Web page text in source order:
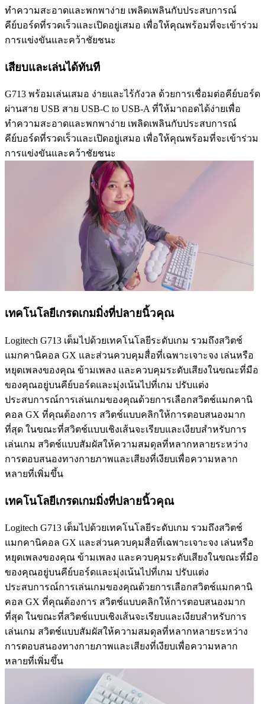
ทำความสะอาดและพกพาง่าย เพลิดเพลินกับประสบการณ์
คีย์บอร์ดที่รวดเร็วและเปิดอยู่เสมอ เพื่อให้คุณพร้อมที่จะเข้าร่วม
การแข่งขันและคว้าชัยชนะ
เสียบและเล่นได้ทันที
G713 พร้อมเล่นเสมอ ง่ายและไร้กังวล ด้วยการเชื่อมต่อคีย์บอร์ด
ผ่านสาย USB สาย USB-C to USB-A ที่ให้มาถอดได้ง่ายเพื่อ
ทำความสะอาดและพกพาง่าย เพลิดเพลินกับประสบการณ์
คีย์บอร์ดที่รวดเร็วและเปิดอยู่เสมอ เพื่อให้คุณพร้อมที่จะเข้าร่วม
การแข่งขันและคว้าชัยชนะ
เทคโนโลยีเกรดเกมมิ่งที่ปลายนิ้วคุณ
Logitech G713 เต็มไปด้วยเทคโนโลยีระดับเกม รวมถึงสวิตช์
แมกคานิคอล GX และส่วนควบคุมสื่อที่เฉพาะเจาะจง เล่นหรือ
หยุดเพลงของคุณ ข้ามเพลง และควบคุมระดับเสียงในขณะที่มือ
ของคุณอยู่บนคีย์บอร์ดและมุ่งเน้นไปที่เกม ปรับแต่ง
ประสบการณ์การเล่นเกมของคุณด้วยการเลือกสวิตช์แมกคานิ
คอล GX ที่คุณต้องการ สวิตช์แบบคลิกให้การตอบสนองมาก
ที่สุด ในขณะที่สวิตช์แบบเชิงเส้นจะเรียบและเงียบสำหรับการ
เล่นเกม สวิตช์แบบสัมผัสให้ความสมดุลที่หลากหลายระหว่าง
การตอบสนองทางกายภาพและเสียงที่เงียบเพื่อความหลาก
หลายที่เพิ่มขึ้น
เทคโนโลยีเกรดเกมมิ่งที่ปลายนิ้วคุณ
Logitech G713 เต็มไปด้วยเทคโนโลยีระดับเกม รวมถึงสวิตช์
แมกคานิคอล GX และส่วนควบคุมสื่อที่เฉพาะเจาะจง เล่นหรือ
หยุดเพลงของคุณ ข้ามเพลง และควบคุมระดับเสียงในขณะที่มือ
ของคุณอยู่บนคีย์บอร์ดและมุ่งเน้นไปที่เกม ปรับแต่ง
ประสบการณ์การเล่นเกมของคุณด้วยการเลือกสวิตช์แมกคานิ
คอล GX ที่คุณต้องการ สวิตช์แบบคลิกให้การตอบสนองมาก
ที่สุด ในขณะที่สวิตช์แบบเชิงเส้นจะเรียบและเงียบสำหรับการ
เล่นเกม สวิตช์แบบสัมผัสให้ความสมดุลที่หลากหลายระหว่าง
การตอบสนองทางกายภาพและเสียงที่เงียบเพื่อความหลาก
หลายที่เพิ่มขึ้น